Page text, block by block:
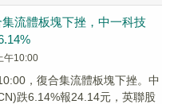
集流體板塊下挫，中一科技
午10:00
，復合集流體板塊下挫。中
跌6.14%報24.14元，英聯股